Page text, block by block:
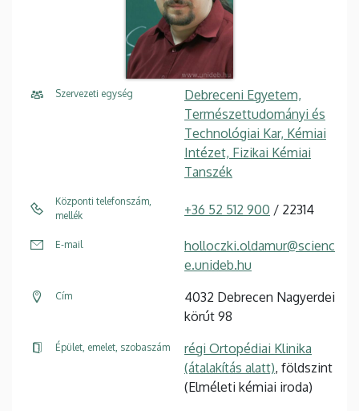
Szervezeti egység
Debreceni Egyetem,
Természettudományi és
Technológiai Kar, Kémiai
Intézet, Fizikai Kémiai
Tanszék
Központi telefonszám,
mellék
+36 52 512 900 / 22314
E-mail
holloczki.oldamur@scienc
e.unideb.hu
Cím
4032 Debrecen Nagyerdei
körút 98
Épület, emelet, szobaszám
régi Ortopédiai Klinika
(átalakítás alatt), földszint
(Elméleti kémiai iroda)